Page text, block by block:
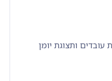
ותצוגת יומן